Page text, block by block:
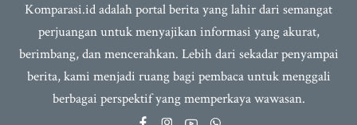
Komparasi.id adalah portal berita yang lahir dari semangat
perjuangan untuk menyajikan informasi yang akurat,
berimbang, dan mencerahkan. Lebih dari sekadar penyampai
berita, kami menjadi ruang bagi pembaca untuk menggali
berbagai perspektif yang memperkaya wawasan.